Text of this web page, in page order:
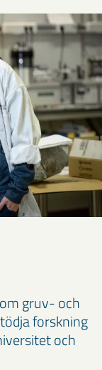
gruv- och
forskning
och